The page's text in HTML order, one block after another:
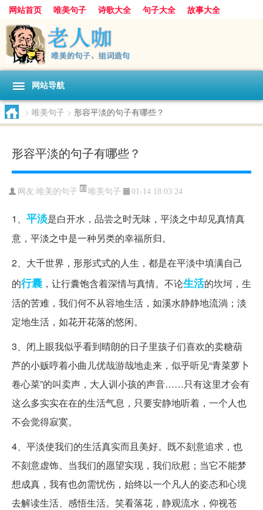
网站首页 唯美句子 诗歌大全 句子大全
故事大全
人生感悟
其他美文 美文欣赏
感人故事
句子分类
网站导航
> 唯美句子 > 形容平淡的句子有哪些？
形容平淡的句子有哪些？
网友: 唯美的句子 唯美句子 01-14 18:03:24
1、 平淡是白开水，品尝之时无味，平淡之中却见真情真
意，平淡之中是一种另类的幸福所归。
2、大千世界，形形式式的人生，都是在平淡中填满自己
的行囊 ，让行囊饱含着深情与真情。不论生活的坎坷，生
活的苦难，我们何不从容地生活，如溪水静静地流淌；淡
定地生活，如花开花落的悠闲。
3、闭上眼我似乎看到晴朗的日子里孩子们喜欢的卖糖葫
芦的小贩哼着小曲儿优哉游哉地走来，似乎听见“青菜萝卜
卷心菜”的叫卖声，大人训小孩的声音……只有这里才会有
这么多实实在在的生活气息，只要安静地听着，一个人也
不会觉得寂寞。
4、平淡使我们的生活真实而且美好。既不刻意追求，也
不刻意虚饰。当我们的愿望实现，我们欣慰；当它不能梦
想成真，我有也勿需忧伤，始终以一个凡人的姿态和心境
去解读生活、感悟生活。笑看落花，静观流水，仰视苍